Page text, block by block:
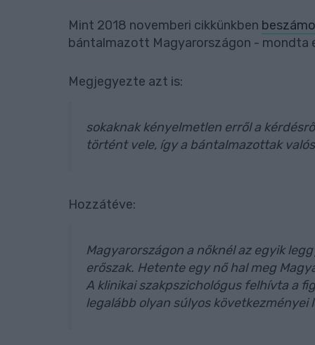
Mint 2018 novemberi cikkünkben
bántalmazott Magyarországon - mondta
Megjegyezte azt is:
sokaknak kényelmetlen erről a
történt vele, így a bántalmazottak
Hozzátéve:
Magyarországon a nőknél az egyik
erőszak. Hetente egy nő hal meg
A klinikai szakpszichológus felhívta a
legalább olyan súlyos következményei